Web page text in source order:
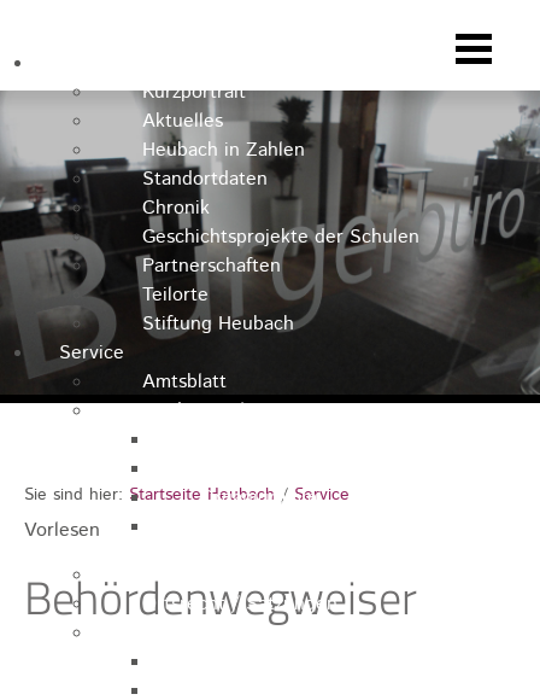
Kurzportrait
Aktuelles
Heubach in Zahlen
Standortdaten
Chronik
Geschichtsprojekte der Schulen
Partnerschaften
Teilorte
Stiftung Heubach
Service
Amtsblatt
Stadtverwaltung
Organigramm
Ausschreibungen
Ortsrecht / Satzungen
Sie sind hier: Startseite Heubach / Service
Vorlesen
Behördenwegweiser